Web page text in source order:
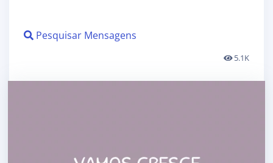
Pesquisar Mensagens
5.1K